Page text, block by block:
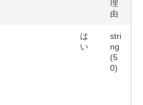
理
由
は
い
stri
ng
(5
0)